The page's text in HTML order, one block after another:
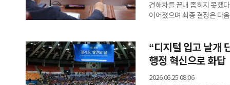
견해차를 끝내 좁히지 못했
이어졌으며 최종 결정은 다
3시에 다시 열어 심의를 이
경영계는 1만530원을 각각
(900
“디지털 입고 날개
행정 혁신으로 화답
2026.06.25 08:06